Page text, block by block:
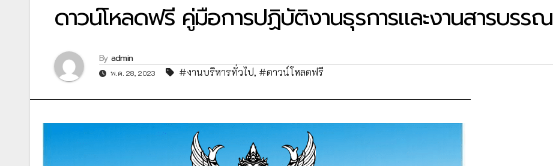
ดาวน์โหลดฟรี คู่มือการปฏิบัติงานธุรการและงานสารบรรณ
By admin
พ.ค. 28, 2023 #งานบริหารทั่วไป, #ดาวน์โหลดฟรี